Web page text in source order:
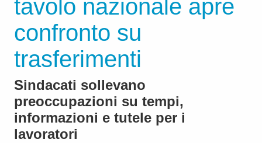
tavolo nazionale apre
confronto su
trasferimenti
Sindacati sollevano
preoccupazioni su tempi,
informazioni e tutele per i
lavoratori